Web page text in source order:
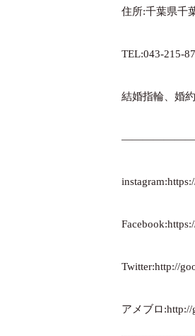
住所:千葉県千
TEL:043-215-
結婚指輪、婚
instagram:
Facebook:
Twitter:http://
アメブロ:http://